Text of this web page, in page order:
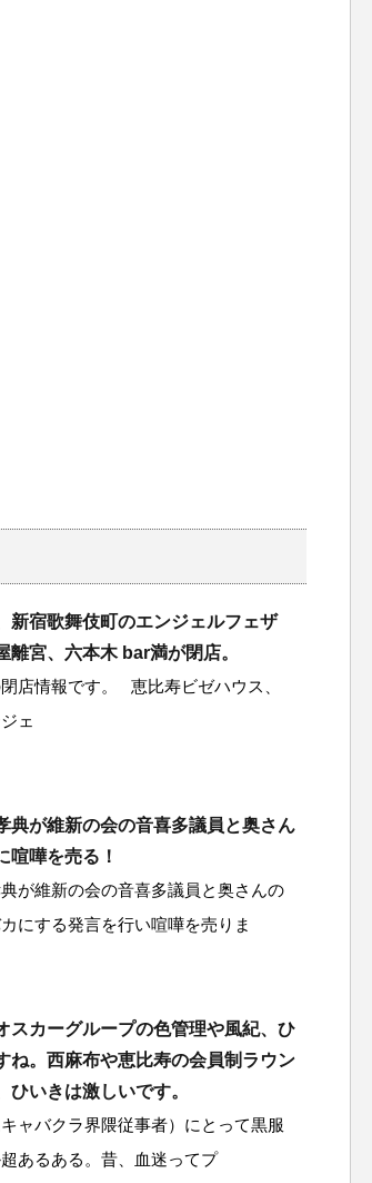
新宿歌舞伎町のエンジェルフェザ
離宮、六本木 bar満が閉店。
店情報です。 恵比寿ビゼハウス、
ェ
典が維新の会の音喜多議員と奥さん
喧嘩を売る！
が維新の会の音喜多議員と奥さんの
にする発言を行い喧嘩を売りま
スカーグループの色管理や風紀、ひ
ね。西麻布や恵比寿の会員制ラウン
ひいきは激しいです。
ャバクラ界隈従事者）にとって黒服
あるある。昔、血迷ってプ